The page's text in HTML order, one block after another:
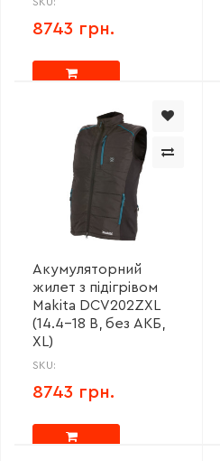
8743 грн.
Акумуляторний
жилет з підігрівом
Makita DCV202ZXL
(14.4-18 В, без АКБ,
XL)
SKU:
8743 грн.